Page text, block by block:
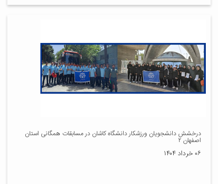
درخشش دانشجویان ورزشکار دانشگاه کاشان در مسابقات همگانی استان
اصفهان ۲
۰۶ خرداد ۱۴۰۴